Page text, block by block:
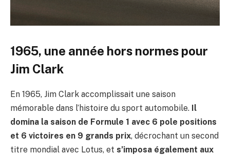
1965, une année hors normes pour
Jim Clark
En 1965, Jim Clark accomplissait une saison
mémorable dans l’histoire du sport automobile. Il
domina la saison de Formule 1 avec 6 pole positions
et 6 victoires en 9 grands prix, décrochant un second
titre mondial avec Lotus, et s’imposa également aux